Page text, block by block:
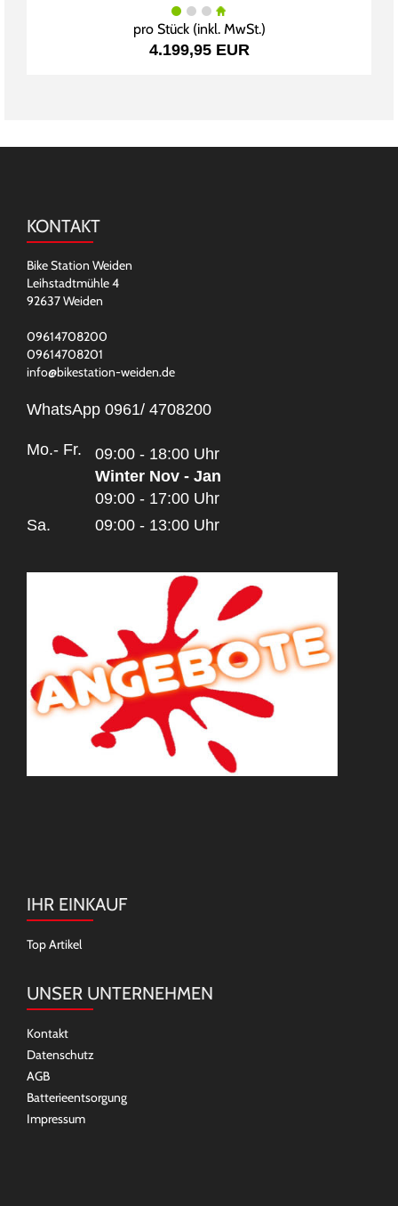
pro Stück (inkl. MwSt.)
4.199,95 EUR
KONTAKT
Bike Station Weiden
Leihstadtmühle 4
92637 Weiden
09614708200
09614708201
info@bikestation-weiden.de
WhatsApp 0961/ 4708200
Mo.- Fr. 09:00 - 18:00 Uhr
Winter Nov - Jan
09:00 - 17:00 Uhr
Sa.
09:00 - 13:00 Uhr
IHR EINKAUF
Top Artikel
UNSER UNTERNEHMEN
Kontakt
Datenschutz
AGB
Batterieentsorgung
Impressum